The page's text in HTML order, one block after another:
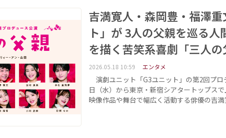
吉満寛人・森岡豊・福澤
ト」が 3人の父親を巡る
を描く苦笑系喜劇「三人
2026.05.18 10:59 エンタメ
演劇ユニット「G3ユニット」の第2回プ
日（水）から東京・新宿シアタートップス
映像作品や舞台で幅広く活動する俳優の吉